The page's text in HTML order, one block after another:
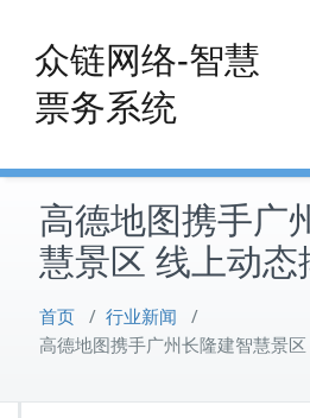
content
众链网络-智慧
票务系统
高德地图携手广
慧景区 线上动态
首页 / 行业新闻 /
高德地图携手广州长隆建智慧景